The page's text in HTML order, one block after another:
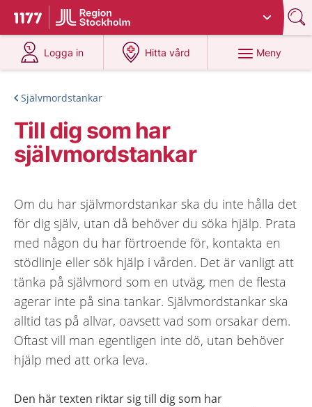
Till startsidan för 1177
Du har valt region
Logga in
på 1177.se
Hitta vård
på 1177.se
Meny
Självmordstankar
Till dig som har
självmordstankar
Om du har självmordstankar ska du inte hålla det
för dig själv, utan då behöver du söka hjälp. Prata
med någon du har förtroende för, kontakta en
stödlinje eller sök hjälp i vården. Det är vanligt att
tänka på självmord som en utväg, men de flesta
agerar inte på sina tankar. Självmordstankar ska
alltid tas på allvar, oavsett vad som orsakar dem.
Oftast vill man egentligen inte dö, utan behöver
hjälp med att orka leva.
Den här texten riktar sig till dig som har